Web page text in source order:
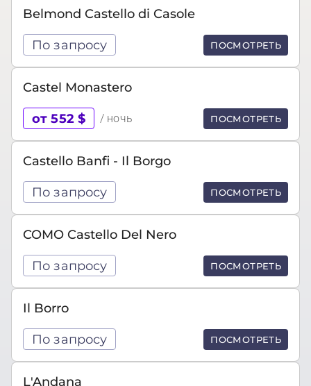
Belmond Castello di Casole
По запросу ПОСМОТРЕТЬ
Castel Monastero
от 552 $ / ночь ПОСМОТРЕТЬ
Castello Banfi - Il Borgo
По запросу ПОСМОТРЕТЬ
COMO Castello Del Nero
По запросу ПОСМОТРЕТЬ
Il Borro
По запросу ПОСМОТРЕТЬ
L'Andana